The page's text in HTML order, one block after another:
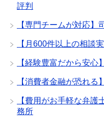
評判
【専門チームが対応
【月600件以上の相談
【経験豊富だから安
【消費者金融が恐れる
【費用がお手軽な弁
務所